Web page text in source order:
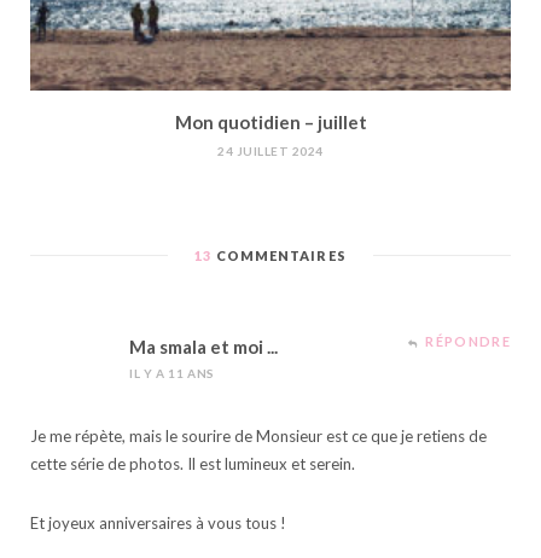
Mon quotidien – juillet
24 JUILLET 2024
13 COMMENTAIRES
Ma smala et moi ...
IL Y A 11 ANS
RÉPONDRE
Je me répète, mais le sourire de Monsieur est ce que je retiens de
cette série de photos. Il est lumineux et serein.
Et joyeux anniversaires à vous tous !